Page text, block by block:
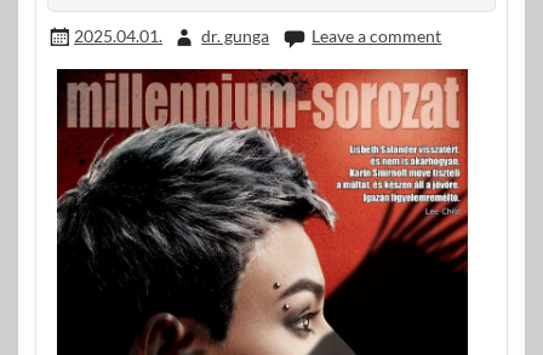
2025.04.01. dr. gunga Leave a comment